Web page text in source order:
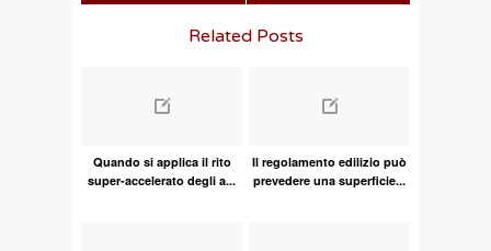
Related Posts
Quando si applica il rito
super-accelerato degli a...
Il regolamento edilizio può
prevedere una superficie...